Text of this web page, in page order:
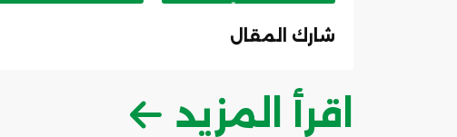
شارك المقال
اقرأ المزيد